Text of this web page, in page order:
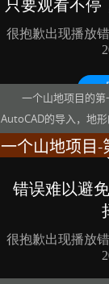
一个山地项目的
AutoCAD的导入，地
一个山地项目-